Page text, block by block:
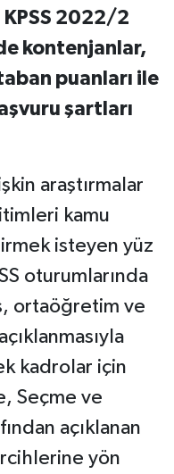
2022/2
kontenjanlar,
puanları ile
şartları
araştırmalar
kamu
isteyen yüz
oturumlarında
ortaöğretim ve
kadrolar için
Seçme ve
açıklanan
yön